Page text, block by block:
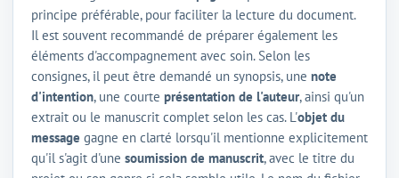
principe préférable, pour faciliter la lecture du document.
Il est souvent recommandé de préparer également les
éléments d'accompagnement avec soin. Selon les
consignes, il peut être demandé un synopsis, une note
d'intention, une courte présentation de l'auteur, ainsi qu'un
extrait ou le manuscrit complet selon les cas. L'objet du
message gagne en clarté lorsqu'il mentionne explicitement
qu'il s'agit d'une soumission de manuscrit, avec le titre du